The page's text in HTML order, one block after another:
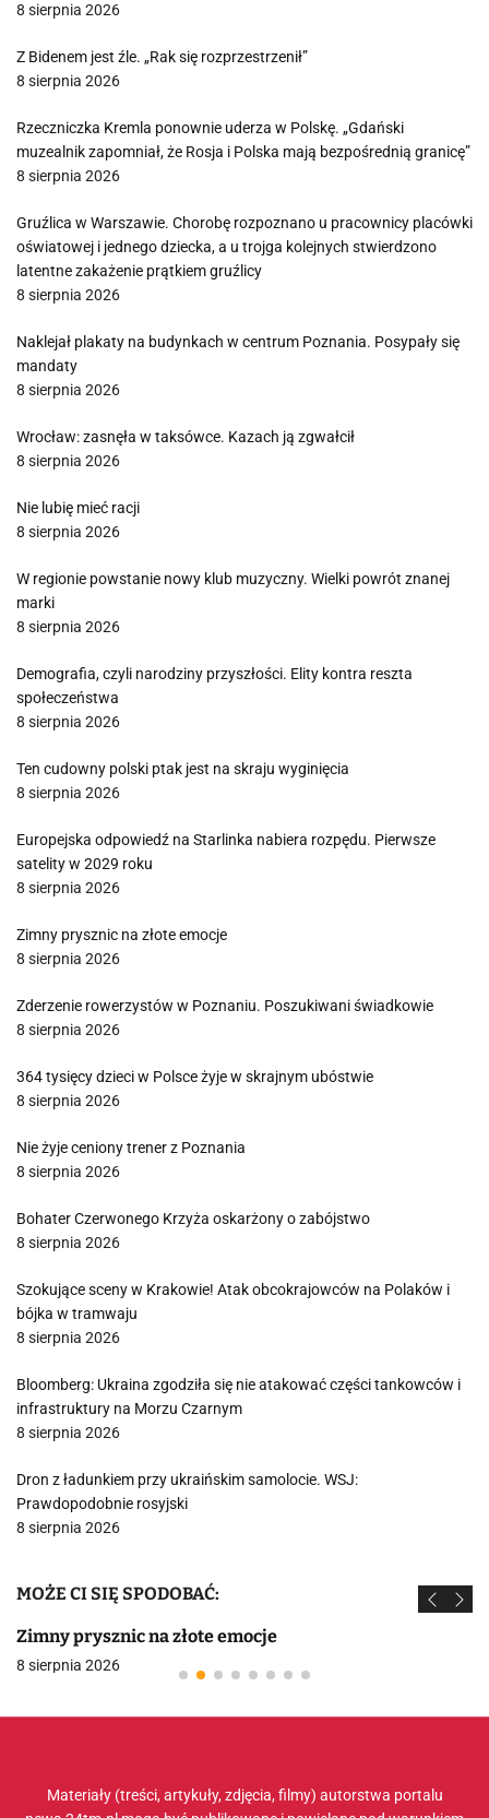
8 sierpnia 2026
Z Bidenem jest źle. „Rak się rozprzestrzenił”
8 sierpnia 2026
Rzeczniczka Kremla ponownie uderza w Polskę. „Gdański
muzealnik zapomniał, że Rosja i Polska mają bezpośrednią granicę”
8 sierpnia 2026
Gruźlica w Warszawie. Chorobę rozpoznano u pracownicy placówki
oświatowej i jednego dziecka, a u trojga kolejnych stwierdzono
latentne zakażenie prątkiem gruźlicy
8 sierpnia 2026
Naklejał plakaty na budynkach w centrum Poznania. Posypały się
mandaty
8 sierpnia 2026
Wrocław: zasnęła w taksówce. Kazach ją zgwałcił
8 sierpnia 2026
Nie lubię mieć racji
8 sierpnia 2026
W regionie powstanie nowy klub muzyczny. Wielki powrót znanej
marki
8 sierpnia 2026
Demografia, czyli narodziny przyszłości. Elity kontra reszta
społeczeństwa
8 sierpnia 2026
Ten cudowny polski ptak jest na skraju wyginięcia
8 sierpnia 2026
Europejska odpowiedź na Starlinka nabiera rozpędu. Pierwsze
satelity w 2029 roku
8 sierpnia 2026
Zimny prysznic na złote emocje
8 sierpnia 2026
Zderzenie rowerzystów w Poznaniu. Poszukiwani świadkowie
8 sierpnia 2026
364 tysięcy dzieci w Polsce żyje w skrajnym ubóstwie
8 sierpnia 2026
Nie żyje ceniony trener z Poznania
8 sierpnia 2026
Bohater Czerwonego Krzyża oskarżony o zabójstwo
8 sierpnia 2026
Szokujące sceny w Krakowie! Atak obcokrajowców na Polaków i
bójka w tramwaju
8 sierpnia 2026
Bloomberg: Ukraina zgodziła się nie atakować części tankowców i
infrastruktury na Morzu Czarnym
8 sierpnia 2026
Dron z ładunkiem przy ukraińskim samolocie. WSJ:
Prawdopodobnie rosyjski
8 sierpnia 2026
MOŻE CI SIĘ SPODOBAĆ:
Zimny prysznic na złote emocje
8 sierpnia 2026
Materiały (treści, artykuły, zdjęcia, filmy) autorstwa portalu